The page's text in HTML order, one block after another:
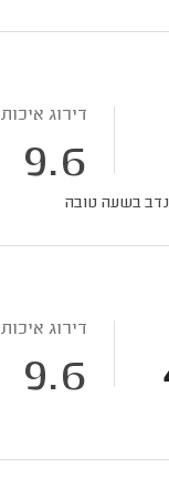
דירוג איכות
9.6
בשעה טובה
דירוג איכות
9.6